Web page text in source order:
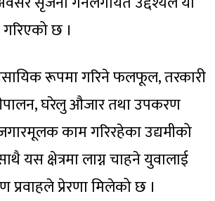
छ ।
रूपमा गरिने फलफूल, तरकारी
घरेलु औजार तथा उपकरण
काम गरिरहेका उद्यमीको
यस क्षेत्रमा लाग्न चाहने युवालाई
प्रवाहले प्रेरणा मिलेको छ ।